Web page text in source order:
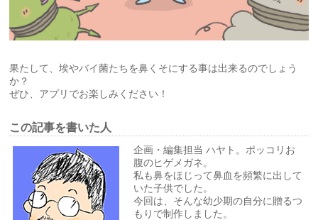
果たして、埃やバイ菌たちを鼻くそにする事は出来るのでしょう
か？
ぜひ、アプリでお楽しみください！
この記事を書いた人
企画・編集担当 ハヤト。ポッコリお
腹のヒゲメガネ。
私も鼻をほじって鼻血を頻繁に出して
いた子供でした。
今回は、そんな幼少期の自分に贈るつ
もりで制作しました。